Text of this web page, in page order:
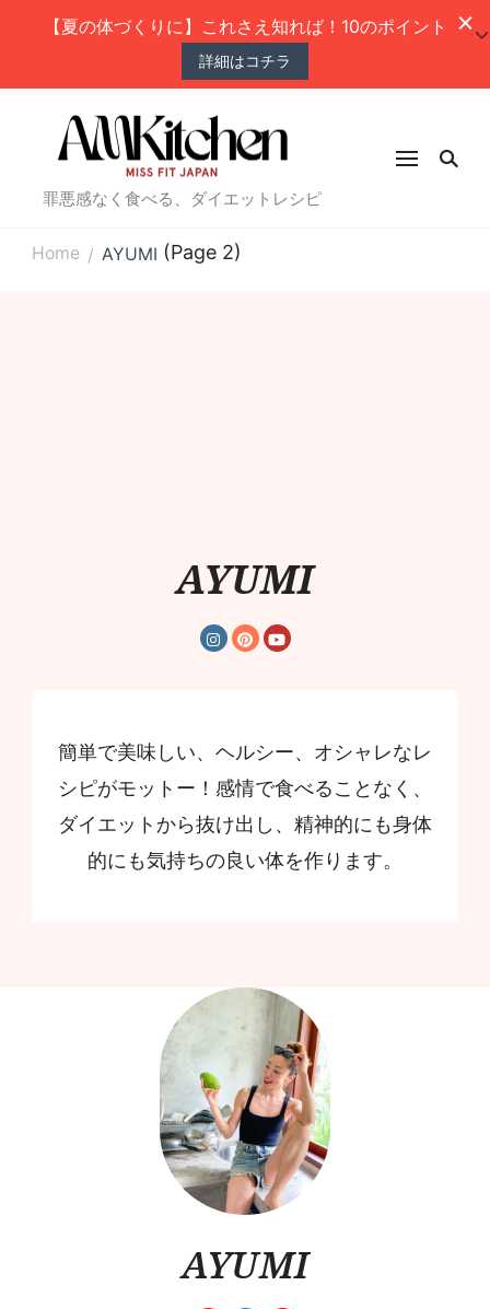
【夏の体づくりに】これさえ知れば！10のポイント
詳細はコチラ
罪悪感なく食べる、ダイエットレシピ
Home / AYUMI (Page 2)
AYUMI
簡単で美味しい、ヘルシー、オシャレなレ
シピがモットー！感情で食べることなく、
ダイエットから抜け出し、精神的にも身体
的にも気持ちの良い体を作ります。
AYUMI